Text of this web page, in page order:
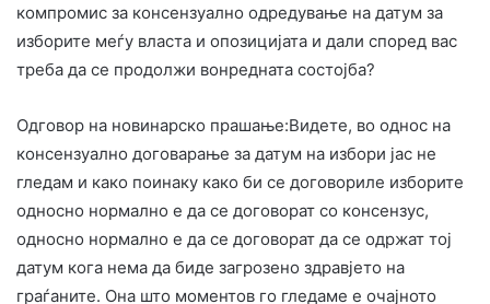
компромис за консензуално одредување на датум за
изборите меѓу власта и опозицијата и дали според вас
треба да се продолжи вонредната состојба?
Одговор на новинарско прашање:Видете, во однос на
консензуално договарање за датум на избори јас не
гледам и како поинаку како би се договориле изборите
односно нормално е да се договорат со консензус,
односно нормално е да се договорат да се одржат тој
датум кога нема да биде загрозено здравјето на
граѓаните. Она што моментов го гледаме е очајното